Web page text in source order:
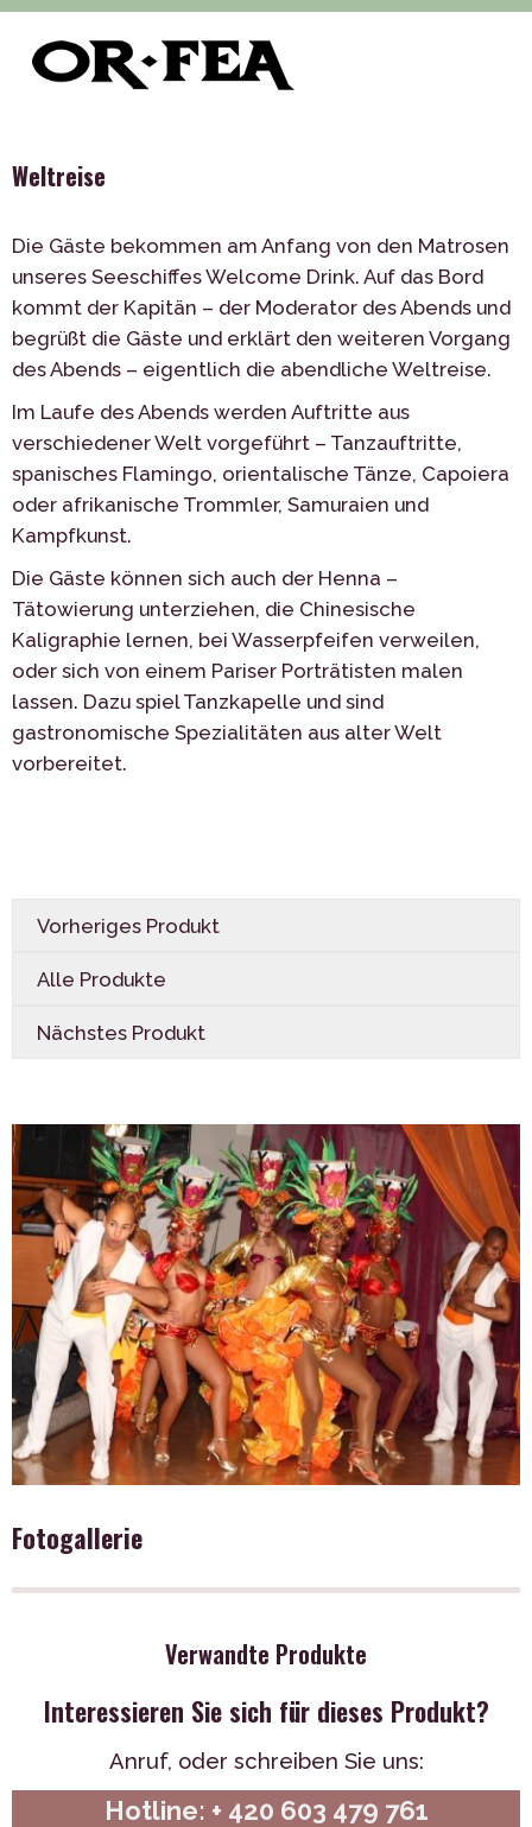
of-fea, programmzentrum > Služby
Veranstaltungen
> Weltreise
Fotogallerie
Weltreise
Die Gäste bekommen am Anfang von den Matrosen
unseres Seeschiffes Welcome Drink. Auf das Bord
kommt der Kapitän – der Moderator des Abends und
begrüßt die Gäste und erklärt den weiteren Vorgang
des Abends – eigentlich die abendliche Weltreise.
Im Laufe des Abends werden Auftritte aus
verschiedener Welt vorgeführt – Tanzauftritte,
spanisches Flamingo, orientalische Tänze, Capoiera
oder afrikanische Trommler, Samuraien und
Kampfkunst.
Die Gäste können sich auch der Henna –
Tätowierung unterziehen, die Chinesische
Kaligraphie lernen, bei Wasserpfeifen verweilen,
oder sich von einem Pariser Porträtisten malen
lassen. Dazu spiel Tanzkapelle und sind
gastronomische Spezialitäten aus alter Welt
vorbereitet.
Vorheriges Produkt
Alle Produkte
Nächstes Produkt
Verwandte Produkte
Interessieren Sie sich für dieses Produkt?
Anruf, oder schreiben Sie uns:
Hotline: + 420 603 479 761